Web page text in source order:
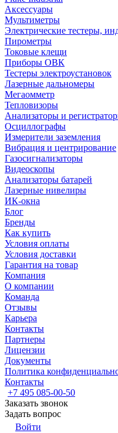
Аксессуары
Мультиметры
Электрические тестеры,
Пирометры
Токовые клещи
Приборы ОВК
Тестеры электроустановок
Лазерные дальномеры
Мегаомметр
Тепловизоры
Анализаторы и
Осциллографы
Измерители заземления
Вибрация и центрирование
Газосигнализаторы
Видеоскопы
Анализаторы батарей
Лазерные нивелиры
ИК-окна
Блог
Бренды
Как купить
Условия оплаты
Условия доставки
Гарантия на товар
Компания
О компании
Команда
Отзывы
Карьера
Контакты
Партнеры
Лицензии
Документы
Политика
Контакты
+7 495 085-00-50
Заказать звонок
Задать вопрос
Войти